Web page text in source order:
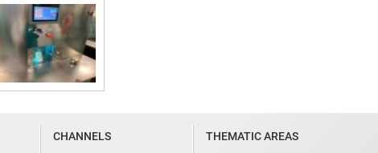
CHANNELS
THEMATIC AREAS